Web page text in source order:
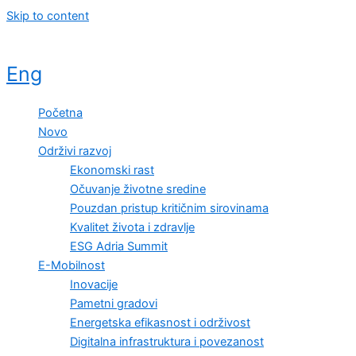
Skip to content
Eng
Početna
Novo
Održivi razvoj
Ekonomski rast
Očuvanje životne sredine
Pouzdan pristup kritičnim sirovinama
Kvalitet života i zdravlje
ESG Adria Summit
E-Mobilnost
Inovacije
Pametni gradovi
Energetska efikasnost i održivost
Digitalna infrastruktura i povezanost